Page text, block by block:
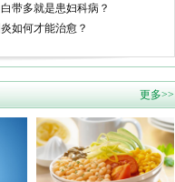
带多就是患妇科病？
如何才能治愈？
更多>>